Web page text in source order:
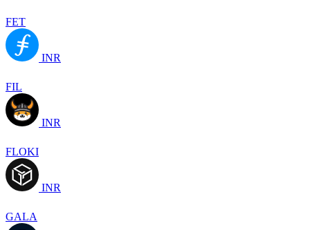
FET
INR
FIL
INR
FLOKI
INR
GALA